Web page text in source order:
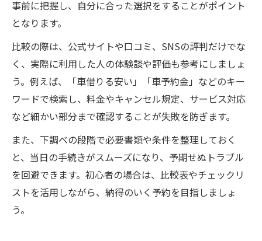
事前に把握し、自分に合った選択をすることがポイント
となります。
比較の際は、公式サイトや口コミ、SNSの評判だけでな
く、実際に利用した人の体験談や評価も参考にしましょ
う。例えば、「車借りる安い」「車予約金」などのキー
ワードで検索し、料金やキャンセル規定、サービス対応
など細かい部分まで確認することが失敗を防ぎます。
また、下調べの段階で必要書類や条件を整理しておく
と、当日の手続きがスムーズになり、予期せぬトラブル
を回避できます。初心者の場合は、比較表やチェックリ
ストを活用しながら、納得のいく予約を目指しましょ
う。